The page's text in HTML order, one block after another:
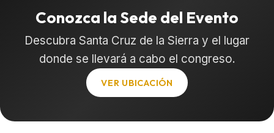
Conozca la Sede del Evento
Descubra Santa Cruz de la Sierra y el lugar
donde se llevará a cabo el congreso.
VER UBICACIÓN